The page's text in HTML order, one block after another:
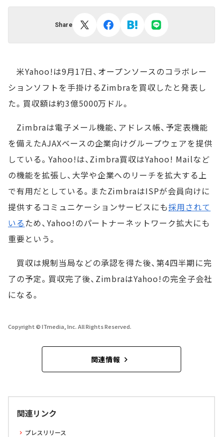
Share
米Yahoo!は9月17日、オープンソースのコラボレー
ションソフトを手掛けるZimbraを買収したと発表し
た。買収額は約3億5000万ドル。
Zimbraは電子メール機能、アドレス帳、予定表機能
を備えたAJAXベースの企業向けグループウェアを提供
している。Yahoo!は、Zimbra買収はYahoo! Mailなど
の機能を拡張し、大学や企業へのリーチを拡大する上
で有用だとしている。またZimbraはISPが会員向けに
提供するコミュニケーションサービスにも採用されて
いる ため、Yahoo!のパートナーネットワーク拡大にも
重要という。
買収は規制当局などの承認を得た後、第4四半期に完
了の予定。買収完了後、ZimbraはYahoo!の完全子会社
になる。
Copyright © ITmedia, Inc. All Rights Reserved.
関連情報
関連リンク
プレスリリース